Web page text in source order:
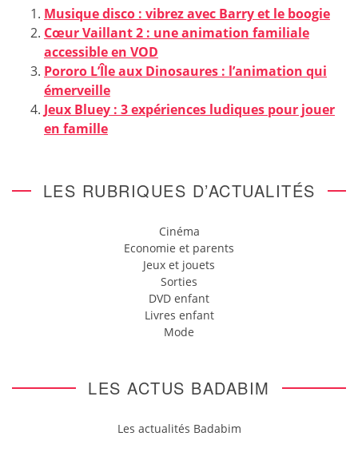
Musique disco : vibrez avec Barry et le boogie
Cœur Vaillant 2 : une animation familiale
accessible en VOD
Pororo L’Île aux Dinosaures : l’animation qui
émerveille
Jeux Bluey : 3 expériences ludiques pour jouer
en famille
LES RUBRIQUES D’ACTUALITÉS
Cinéma
Economie et parents
Jeux et jouets
Sorties
DVD enfant
Livres enfant
Mode
LES ACTUS BADABIM
Les actualités Badabim